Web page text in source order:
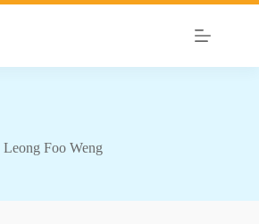
Leong Foo Weng